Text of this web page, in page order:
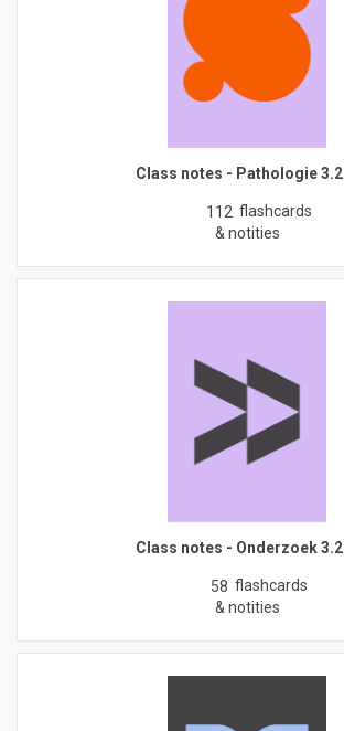
Class notes - Pathologie 3.2
112 flashcards
& notities
Class notes - Onderzoek 3.2
58 flashcards
& notities